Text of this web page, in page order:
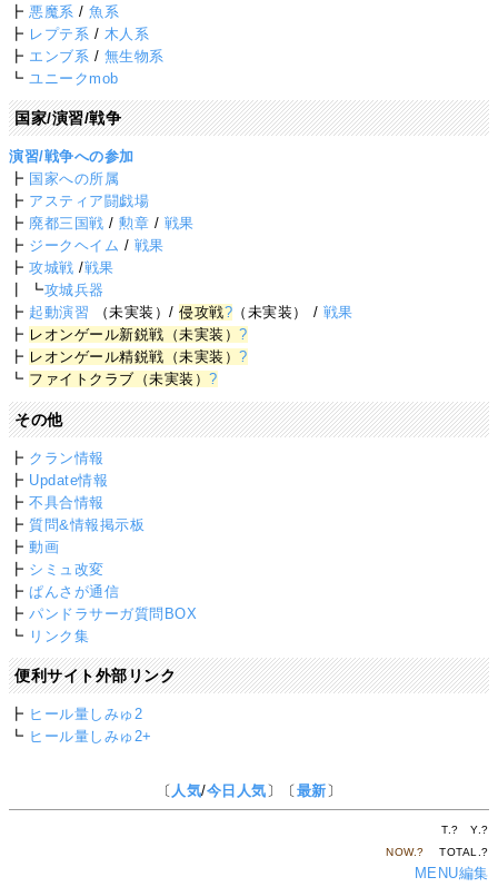
┣悪魔系 /魚系
┣ レプテ系 / 木人系
┣ エンブ系 / 無生物系
┗ユニークmob
国家/演習/戦争
演習/戦争への参加
┣ 国家への所属
┣ アスティア闘戯場
┣ 廃都三国戦 /勲章 / 戦果
┣ ジークヘイム / 戦果
┣攻城戦 /戦果
┃ ┗攻城兵器
┣ 起動演習 （未実装）/侵攻戦? （未実装） / 戦果
┣ レオンゲール新鋭戦（未実装）?
┣ レオンゲール精鋭戦（未実装）?
┗ ファイトクラブ（未実装）?
その他
┣ クラン情報
┣ Update情報
┣不具合情報
┣質問&情報掲示板
┣動画
┣ シミュ改変
┣ぱんさが通信
┣パンドラサーガ質問BOX
┗ リンク集
便利サイト外部リンク
┣ ヒール量しみゅ2
┗ ヒール量しみゅ2+
〔 人気/今日人気 〕〔 最新 〕
T.? Y.?
NOW.? TOTAL.?
MENU編集